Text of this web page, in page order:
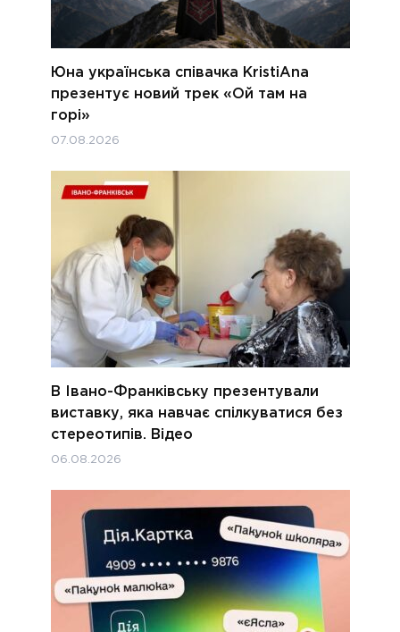
Юна українська співачка KristiAna
презентує новий трек «Ой там на
горі»
07.08.2026
В Івано-Франківську презентували
виставку, яка навчає спілкуватися без
стереотипів. Відео
06.08.2026